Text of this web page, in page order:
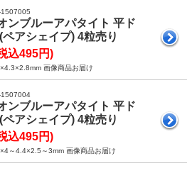
ンブルーアパタイト 平ド
ペアシェイプ) 4粒売り
込495円)
画像商品お届け
1507004
ンブルーアパタイト 平ド
ペアシェイプ) 4粒売り
込495円)
～4.4×2.5～3mm 画像商品お届け